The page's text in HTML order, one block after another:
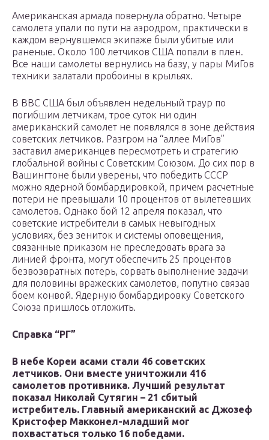
Американская армада повернула обратно. Четыре
самолета упали по пути на аэродром, практически в
каждом вернувшемся экипаже были убитые или
раненые. Около 100 летчиков США попали в плен.
Все наши самолеты вернулись на базу, у пары МиГов
техники залатали пробоины в крыльях.
В ВВС США был объявлен недельный траур по
погибшим летчикам, трое суток ни один
американский самолет не появлялся в зоне действия
советских летчиков. Разгром на “аллее МиГов”
заставил американцев пересмотреть и стратегию
глобальной войны с Советским Союзом. До сих пор в
Вашингтоне были уверены, что победить СССР
можно ядерной бомбардировкой, причем расчетные
потери не превышали 10 процентов от вылетевших
самолетов. Однако бой 12 апреля показал, что
советские истребители в самых невыгодных
условиях, без зениток и системы оповещения,
связанные приказом не преследовать врага за
линией фронта, могут обеспечить 25 процентов
безвозвратных потерь, сорвать выполнение задачи
для половины вражеских самолетов, попутно связав
боем конвой. Ядерную бомбардировку Советского
Союза пришлось отложить.
Справка “РГ”
В небе Кореи асами стали 46 советских
летчиков. Они вместе уничтожили 416
самолетов противника. Лучший результат
показал Николай Сутягин – 21 сбитый
истребитель. Главный американский ас Джозеф
Кристофер Макконел-младший мог
похвастаться только 16 победами.